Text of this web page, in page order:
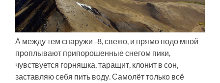
А между тем снаружи -8, свежо, и прямо подо мной
проплывают припорошенные снегом пики,
чувствуется горняшка, таращит, клонит в сон,
заставляю себя пить воду. Самолёт только всё